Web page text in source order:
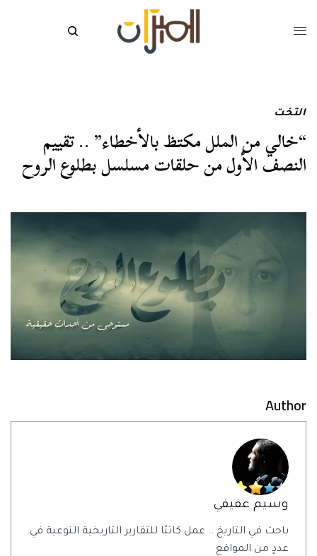
التخت
“خالي من الملل مكتظ بالأخطاء” .. تقييم
النصف الأول من حلقات مسلسل بطلوع الروح
Author
وسيم عفيفي
باحث في التاريخ .. عمل كاتبًا للتقارير التاريخية النوعية في
عددٍ من المواقع